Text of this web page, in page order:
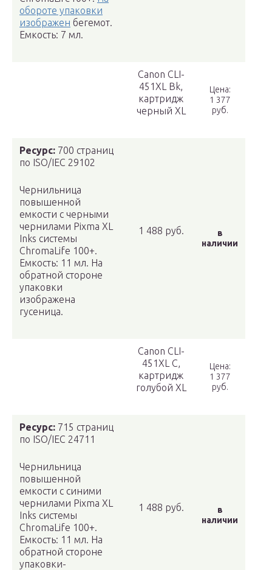
обороте упаковки
изображен бегемот.
Емкость: 7 мл.
Canon CLI-
451XL Bk,
картридж
черный XL
Цена:
1 377
руб.
Ресурс: 700 страниц
по ISO/IEC 29102
Чернильница
повышенной
емкости с черными
чернилами Pixma XL
Inks системы
ChromaLife 100+.
Емкость: 11 мл. На
обратной стороне
упаковки
изображена
гусеница.
1 488 руб.
в
наличии
Canon CLI-
451XL C,
картридж
голубой XL
Цена:
1 377
руб.
Ресурс: 715 страниц
по ISO/IEC 24711
Чернильница
повышенной
емкости с синими
чернилами Pixma XL
Inks системы
ChromaLife 100+.
Емкость: 11 мл. На
обратной стороне
упаковки-
1 488 руб.
в
наличии